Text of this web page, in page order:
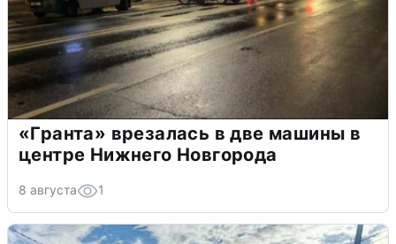
«Гранта» врезалась в две машины в
центре Нижнего Новгорода
8 августа 1